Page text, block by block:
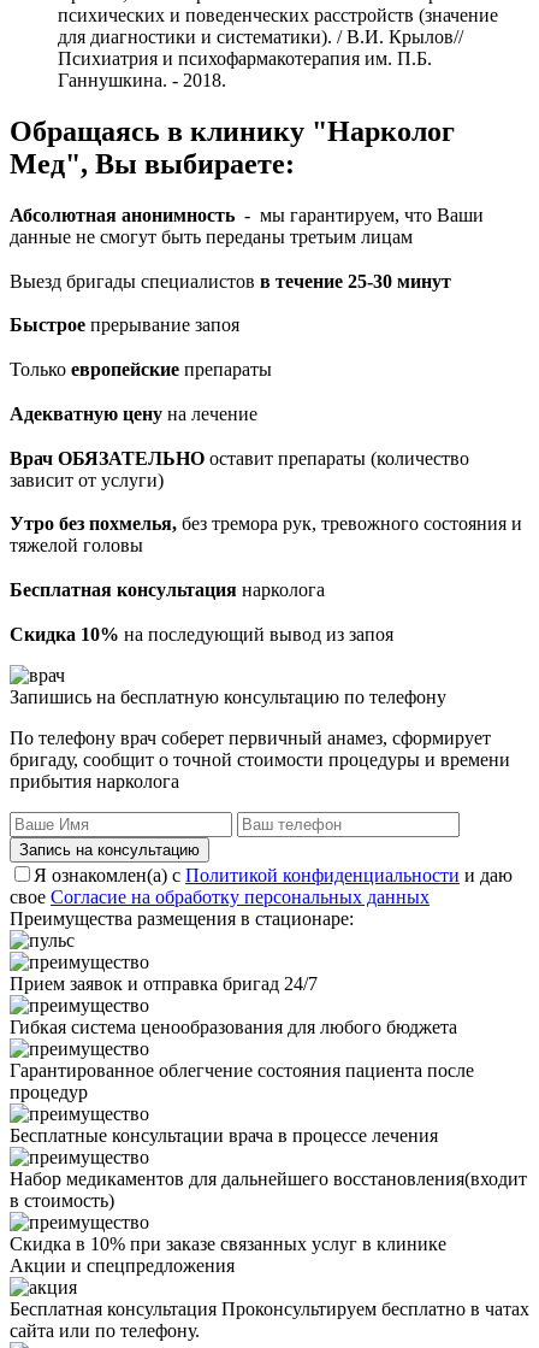
психических и поведенческих расстройств (значение
для диагностики и систематики). / В.И. Крылов//
Психиатрия и психофармакотерапия им. П.Б.
Ганнушкина. - 2018.
Обращаясь в клинику "Нарколог
Мед", Вы выбираете:
Абсолютная анонимность - мы гарантируем, что Ваши
данные не смогут быть переданы третьим лицам
Выезд бригады специалистов в течение 25-30 минут
Быстрое прерывание запоя
Только европейские препараты
Адекватную цену на лечение
Врач ОБЯЗАТЕЛЬНО оставит препараты (количество
зависит от услуги)
Утро без похмелья, без тремора рук, тревожного состояния и
тяжелой головы
Бесплатная консультация нарколога
Скидка 10% на последующий вывод из запоя
Запишись на бесплатную консультацию по телефону
По телефону врач соберет первичный анамез, сформирует
бригаду, сообщит о точной стоимости процедуры и времени
прибытия нарколога
Запись на консультацию
Я ознакомлен(а) с Политикой конфиденциальности и даю
свое Согласие на обработку персональных данных
Преимущества размещения в стационаре:
Прием заявок и отправка бригад 24/7
Гибкая система ценообразования для любого бюджета
Гарантированное облегчение состояния пациента после
процедур
Бесплатные консультации врача в процессе лечения
Набор медикаментов для дальнейшего восстановления(входит
в стоимость)
Скидка в 10% при заказе связанных услуг в клинике
Акции и спецпредложения
Бесплатная консультация Проконсультируем бесплатно в чатах
сайта или по телефону.